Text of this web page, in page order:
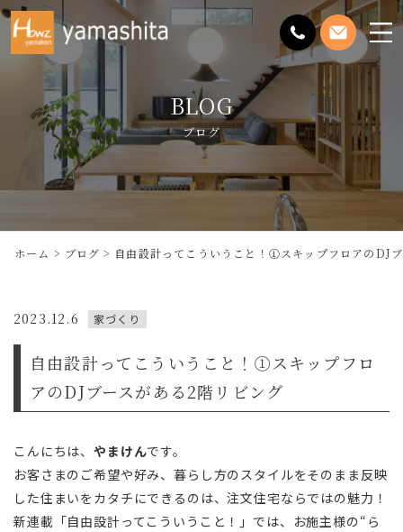
メ
ニ
を
開
く
BLOG
ブログ
ホーム ブログ 自由設計ってこういうこと！①スキップフロアのDJ
2023.12.6 家づくり
自由設計ってこういうこと！①スキップフロ
アのDJブースがある2階リビング
こんにちは、やまけんです。
お客さまのご希望や好み、暮らし方のスタイルをそのまま反映
した住まいをカタチにできるのは、注文住宅ならではの魅力！
新連載「自由設計ってこういうこと！」では、お施主様の“ら